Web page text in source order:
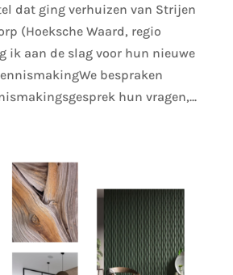
dat ging verhuizen van Strijen
(Hoeksche Waard, regio
ik aan de slag voor hun nieuwe
bespraken
hun vragen,...